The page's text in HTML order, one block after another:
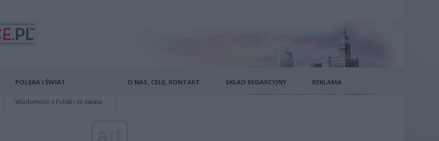
POLSKA I ŚWIAT
Wiadomości z Polski i ze świata
O NAS, CELE, KONTAKT SKŁAD REDAKCYJNY REKLAMA